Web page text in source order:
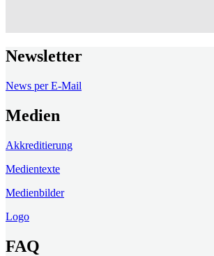
Newsletter
News per E-Mail
Medien
Akkreditierung
Medientexte
Medienbilder
Logo
FAQ